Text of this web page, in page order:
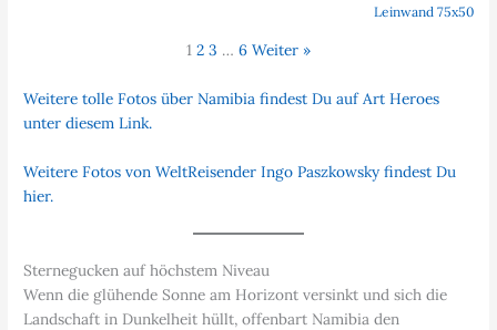
Leinwand 75x50
1 2 3 … 6 Weiter »
Weitere tolle Fotos über Namibia findest Du auf Art Heroes
unter diesem Link.
Weitere Fotos von WeltReisender Ingo Paszkowsky findest Du
hier.
Sternegucken auf höchstem Niveau
Wenn die glühende Sonne am Horizont versinkt und sich die
Landschaft in Dunkelheit hüllt, offenbart Namibia den